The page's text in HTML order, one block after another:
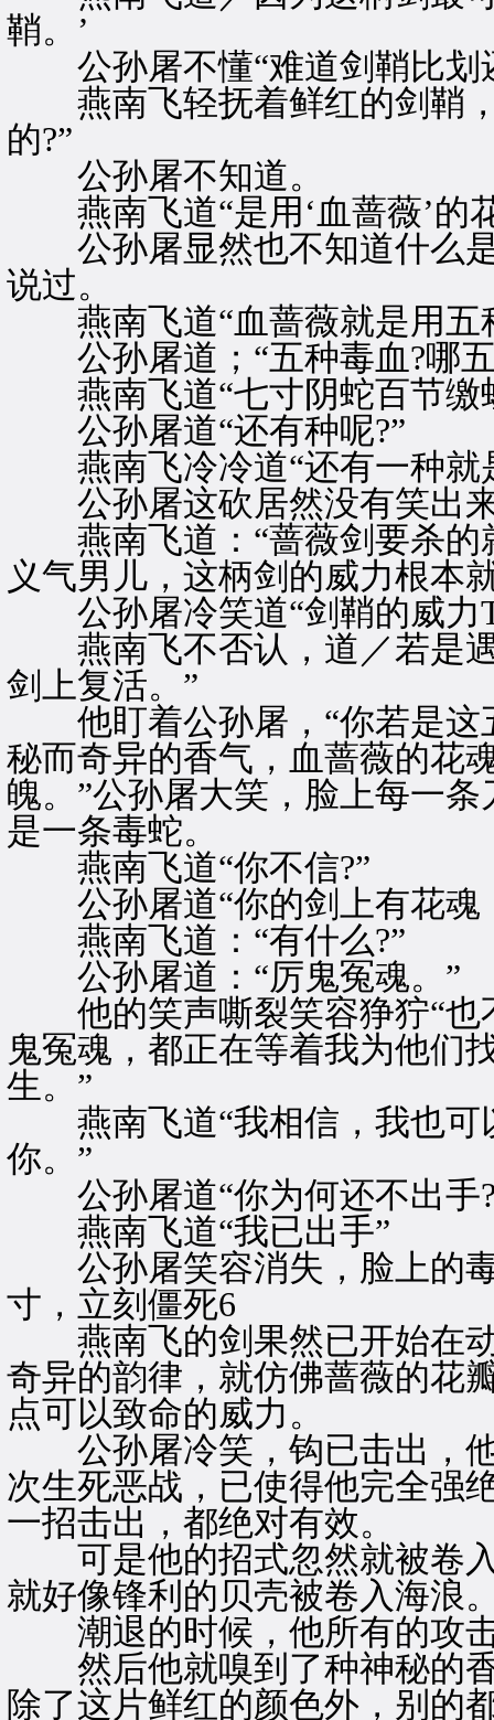
鞘。’
公孙屠不懂“难道剑鞘比划
燕南飞轻抚着鲜红的剑鞘，
的?”
公孙屠不知道。
燕南飞道“是用‘血蔷薇’的
公孙屠显然也不知道什么是
说过。
燕南飞道“血蔷薇就是用五
公孙屠道；“五种毒血?哪五
燕南飞道“七寸阴蛇百节缴
公孙屠道“还有种呢?”
燕南飞冷冷道“还有一种就
公孙屠这砍居然没有笑出
燕南飞道：“蔷薇剑要杀的
义气男儿，这柄剑的威力根本
公孙屠冷笑道“剑鞘的威力
燕南飞不否认，道／若是遇
剑上复活。”
他盯着公孙屠，“你若是这
秘而奇异的香气，血蔷薇的花
魄。”公孙屠大笑，脸上每一
是一条毒蛇。
燕南飞道“你不信?”
公孙屠道“你的剑上有花魂
燕南飞道：“有什么?”
公孙屠道：“厉鬼冤魂。”
他的笑声嘶裂笑容狰狞“也
鬼冤魂，都正在等着我为他们
生。”
燕南飞道“我相信，我也可
你。”
公孙屠道“你为何还不出手
燕南飞道“我已出手”
公孙屠笑容消失，脸上的毒
寸，立刻僵死6
燕南飞的剑果然已开始在
奇异的韵律，就仿佛蔷薇的花
点可以致命的威力。
公孙屠冷笑，钩已击出，他
次生死恶战，已使得他完全强
一招击出，都绝对有效。
可是他的招式忽然就被卷入
就好像锋利的贝壳被卷入海浪
潮退的时候，他所有的攻
然后他就嗅到了种神秘的香
除了这片鲜红的颜色外，别的